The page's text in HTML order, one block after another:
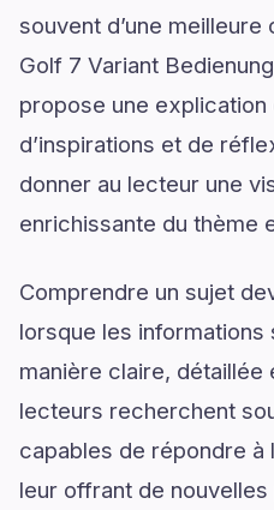
souvent d’une
Golf 7 Variant
propose une
d’inspirations et de
donner au lecteur une
enrichissante du thème
Comprendre un sujet
lorsque les
manière claire, détaillée
lecteurs recherchent
capables de répondre à
leur offrant de